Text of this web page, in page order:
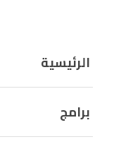
الرئيسية
برامج